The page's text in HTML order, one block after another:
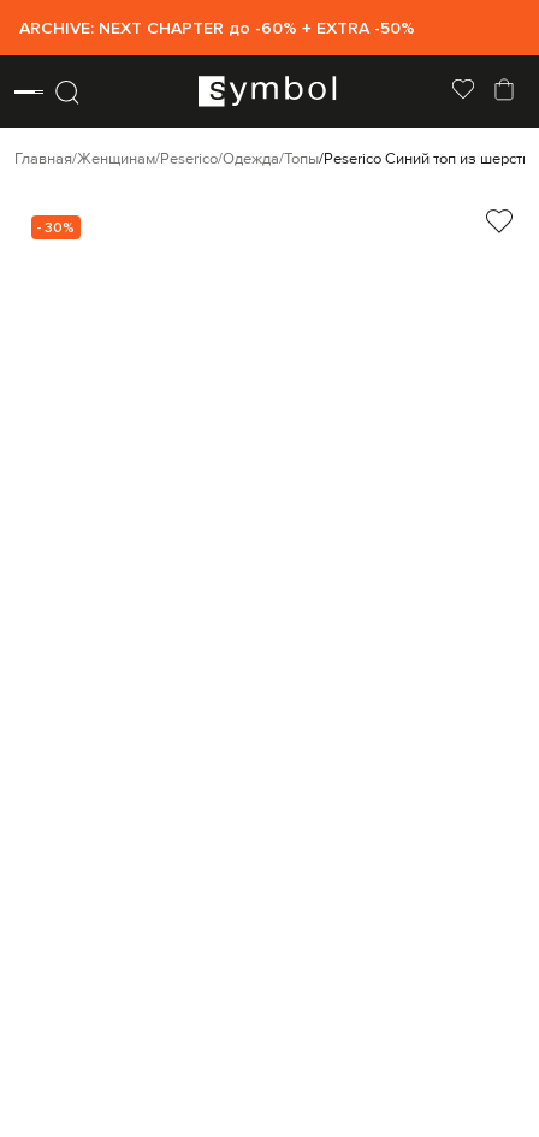
ARCHIVE: NEXT CHAPTER до -60% + EXTRA -50%
Главная Женщинам Peserico Одежда Топы Peserico Синий топ из
- 30%